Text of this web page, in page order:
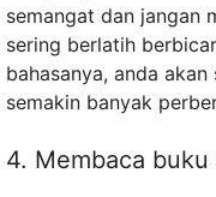
semangat dan jangan
sering berlatih
bahasanya, anda
semakin banyak
4. Membaca buku